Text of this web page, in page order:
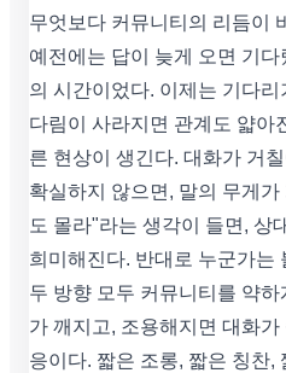
무엇보다 커뮤니티의 리듬이
예전에는 답이 늦게 오면 기다
의 시간이었다. 이제는 기다리
다림이 사라지면 관계도 얇아
른 현상이 생긴다. 대화가 거
확실하지 않으면, 말의 무게가
도 몰라"라는 생각이 들면, 상
희미해진다. 반대로 누군가는
두 방향 모두 커뮤니티를 약하
가 깨지고, 조용해지면 대화
응이다. 짧은 조롱, 짧은 칭찬,